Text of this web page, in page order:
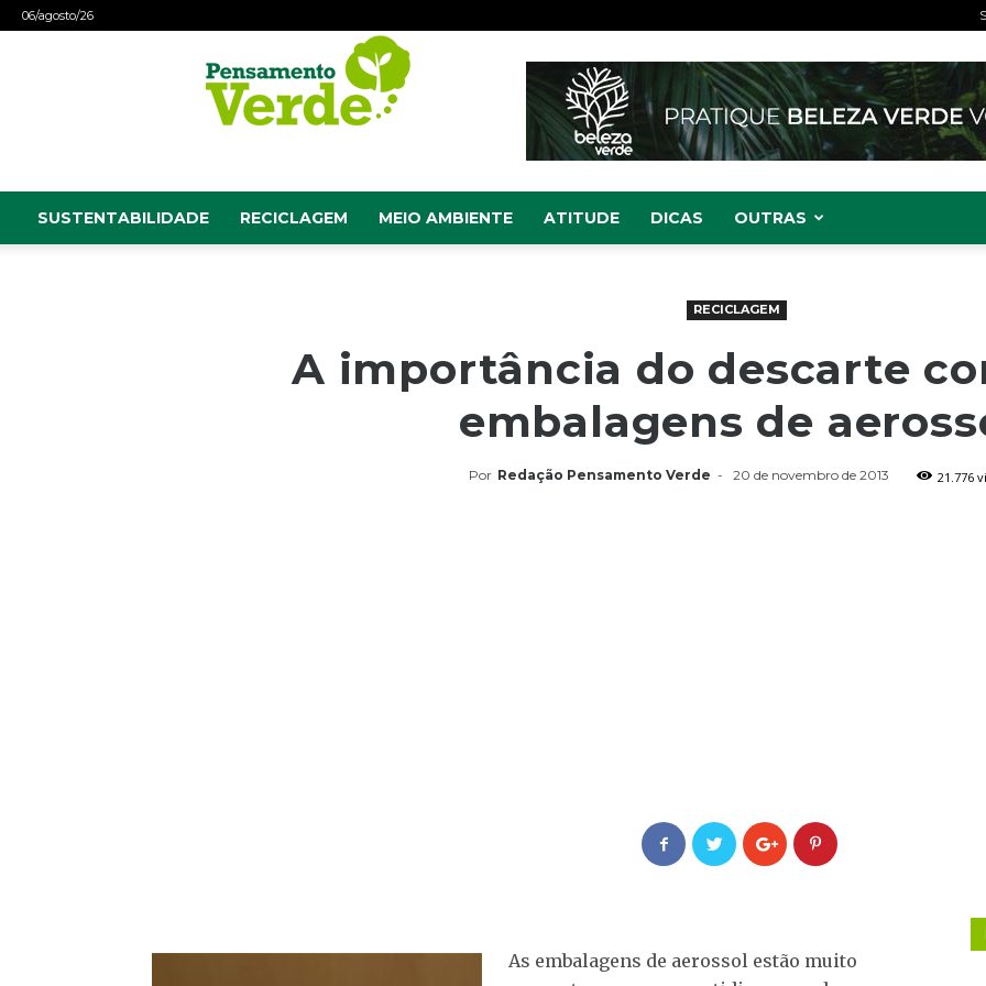
06/agosto/26
SUSTENTABILIDADE RECICLAGEM MEIO AMBIENTE ATITUDE DICAS OUTRAS
RECICLAGEM
A importância do descarte
embalagens de
Por Redação Pensamento Verde - 20 de novembro de 2013 21.776
As embalagens de aerossol estão muito